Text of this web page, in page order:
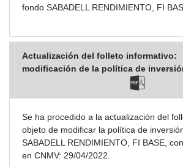
fondo SABADELL RENDIMIENTO, FI
Actualización del folleto informativo:
modificación de la política de
Se ha procedido a la actualización del
objeto de modificar la política de
SABADELL RENDIMIENTO, FI BASE,
en CNMV: 29/04/2022.